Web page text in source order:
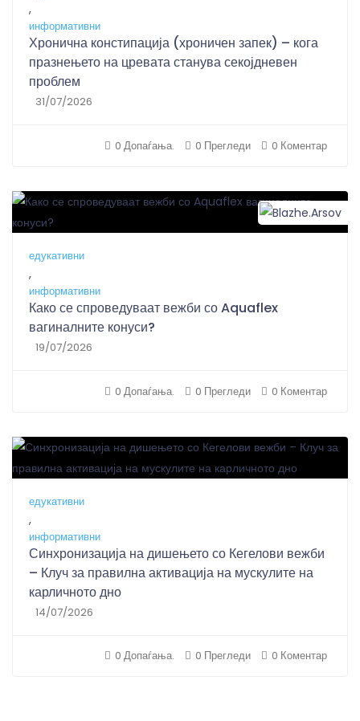
,
информативни
Хронична констипација (хроничен запек) – кога
празнењето на цревата станува секојдневен
проблем
31/07/2026
0 Допаѓања. 0 Прегледи 0 Коментар
едукативни
,
информативни
Како се спроведуваат вежби со Aquaflex
вагиналните конуси?
19/07/2026
0 Допаѓања. 0 Прегледи 0 Коментар
едукативни
,
информативни
Синхронизација на дишењето со Кегелови вежби
– Клуч за правилна активација на мускулите на
карличното дно
14/07/2026
0 Допаѓања. 0 Прегледи 0 Коментар